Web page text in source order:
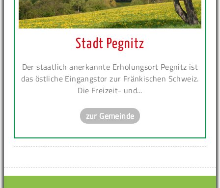
Stadt Pegnitz
Der staatlich anerkannte Erholungsort Pegnitz ist
das östliche Eingangstor zur Fränkischen Schweiz.
Die Freizeit- und...
zur Gemeinde